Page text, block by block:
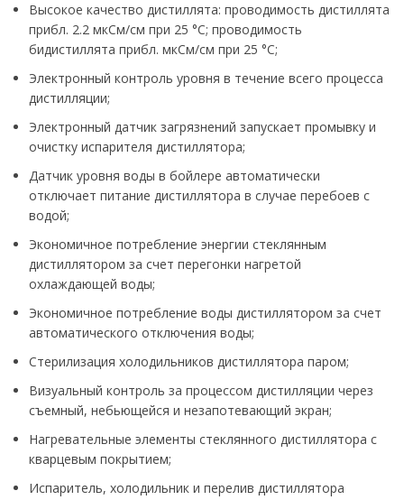
Высокое качество дистиллята: проводимость дистиллята
прибл. 2.2 мкСм/см при 25 °C; проводимость
бидистиллята прибл. мкСм/см при 25 °C;
Электронный контроль уровня в течение всего процесса
дистилляции;
Электронный датчик загрязнений запускает промывку и
очистку испарителя дистиллятора;
Датчик уровня воды в бойлере автоматически
отключает питание дистиллятора в случае перебоев с
водой;
Экономичное потребление энергии стеклянным
дистиллятором за счет перегонки нагретой
охлаждающей воды;
Экономичное потребление воды дистиллятором за счет
автоматического отключения воды;
Стерилизация холодильников дистиллятора паром;
Визуальный контроль за процессом дистилляции через
съемный, небьющейся и незапотевающий экран;
Нагревательные элементы стеклянного дистиллятора с
кварцевым покрытием;
Испаритель, холодильник и перелив дистиллятора